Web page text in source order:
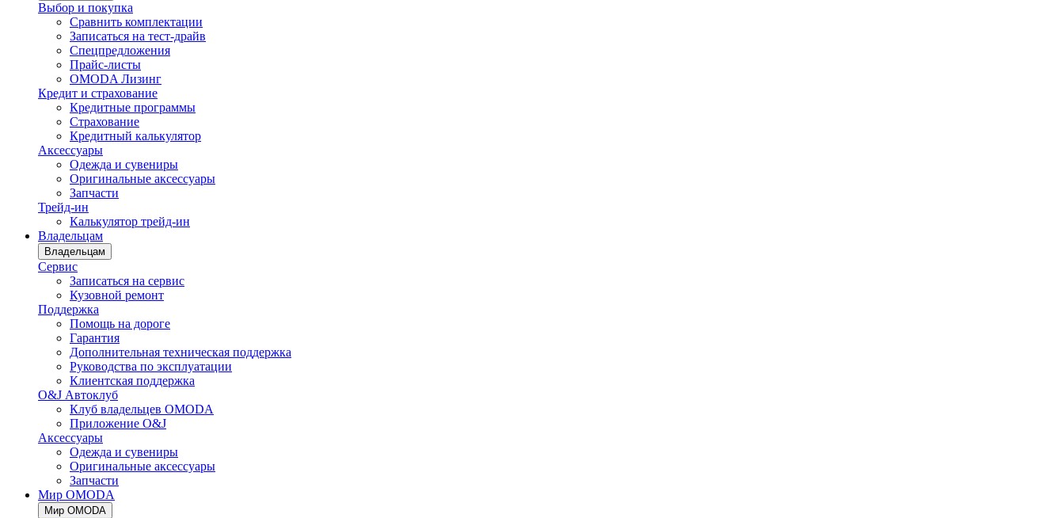
Выбор и покупка
Сравнить комплектации
Записаться на тест-драйв
Cпецпредложения
Прайс-листы
OMODA Лизинг
Кредит и страхование
Кредитные программы
Страхование
Кредитный калькулятор
Аксессуары
Одежда и сувениры
Оригинальные аксессуары
Запчасти
Трейд-ин
Калькулятор трейд-ин
Владельцам
Владельцам
Сервис
Записаться на сервис
Кузовной ремонт
Поддержка
Помощь на дороге
Гарантия
Дополнительная техническая поддержка
Руководства по эксплуатации
Клиентская поддержка
O&J Автоклуб
Клуб владельцев OMODA
Приложение O&J
Аксессуары
Одежда и сувениры
Оригинальные аксессуары
Запчасти
Мир OMODA
Мир OMODA